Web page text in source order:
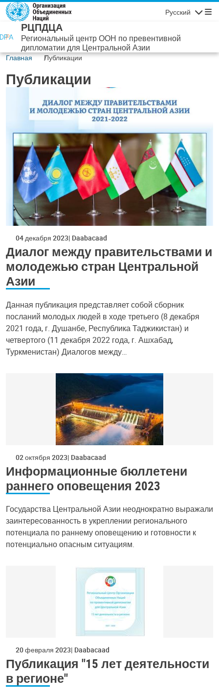
Перейти к основному содержанию
Русский
РЦПДЦА
Региональный центр ООН по превентивной
дипломатии для Центральной Азии
Главная Публикации
Публикации
04 декабря 2023 Daabacaad
Диалог между правительствами и
молодежью стран Центральной
Азии
Данная публикация представляет собой сборник
посланий молодых людей в ходе третьего (8 декабря
2021 года, г. Душанбе, Республика Таджикистан) и
четвертого (11 декабря 2022 года, г. Ашхабад,
Туркменистан) Диалогов между…
02 октября 2023 Daabacaad
Информационные бюллетени
раннего оповещения 2023
Государства Центральной Азии неоднократно выражали
заинтересованность в укреплении регионального
потенциала по раннему оповещению и готовности к
потенциально опасным ситуациям.
20 февраля 2023 Daabacaad
Публикация "15 лет деятельности
в регионе"